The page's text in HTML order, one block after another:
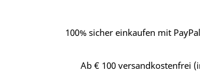
100% sicher einkaufen mit
Ab € 100 versandkostenfrei